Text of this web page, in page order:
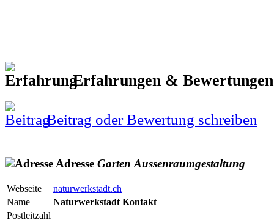
Erfahrungen &
Beitrag oder Bewertung schreiben
Adresse Garten Aussenraumgestaltung
Webseite
naturwerkstadt.ch
Name
Naturwerkstadt Kontakt
Postleitzahl